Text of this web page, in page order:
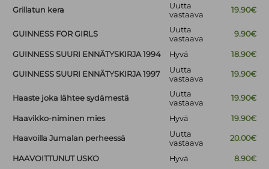
Grillatun kera
Uutta
vastaava
19.90€
GUINNESS FOR GIRLS
Uutta
vastaava
9.90€
GUINNESS SUURI ENNÄTYSKIRJA 1994 Hyvä 18.90€
GUINNESS SUURI ENNÄTYSKIRJA 1997
Uutta
vastaava
19.90€
Haaste joka lähtee sydämestä
Uutta
vastaava
19.90€
Haavikko-niminen mies Hyvä 19.90€
Haavoilla Jumalan perheessä
Uutta
vastaava
20.00€
HAAVOITTUNUT USKO Hyvä 8.90€